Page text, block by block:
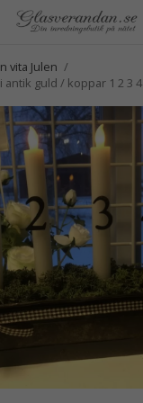
vita Julen /
guld / koppar 1 2 3 4